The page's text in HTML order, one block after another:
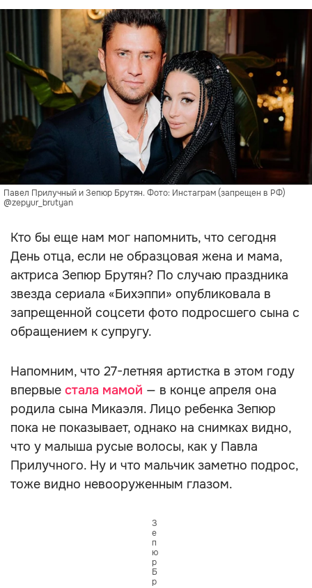
Павел Прилучный и Зепюр Брутян. Фото: Инстаграм (запрещен в РФ)
@zepyur_brutyan
Кто бы еще нам мог напомнить, что сегодня
День отца, если не образцовая жена и мама,
актриса Зепюр Брутян? По случаю праздника
звезда сериала «Бихэппи» опубликовала в
запрещенной соцсети фото подросшего сына с
обращением к супругу.
Напомним, что 27-летняя артистка в этом году
впервые стала мамой — в конце апреля она
родила сына Микаэля. Лицо ребенка Зепюр
пока не показывает, однако на снимках видно,
что у малыша русые волосы, как у Павла
Прилучного. Ну и что мальчик заметно подрос,
тоже видно невооруженным глазом.
З
е
п
ю
р
Б
р